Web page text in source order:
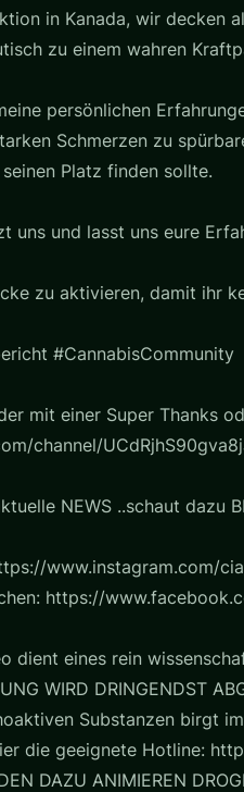
in Kanada, wir decken
zu einem wahren
persönlichen
Schmerzen zu
Platz finden sollte.
uns und lasst uns eure
zu aktivieren, damit ihr
#CannabisCommunity
mit einer Super Thanks
channel/
NEWS ..schaut dazu
www.instagram.com/
https://
dient eines rein
WIRD DRINGENDST
Substanzen birgt
die geeignete Hotline:
DAZU ANIMIEREN